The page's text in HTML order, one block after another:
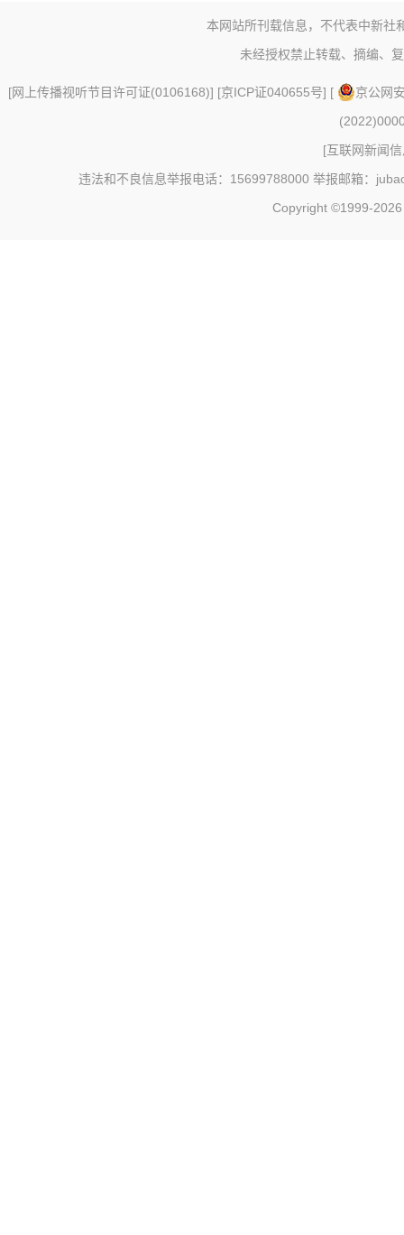
本网站所刊载信息，不代表中新社
未经授权禁止转载、摘编、
[网上传播视听节目许可证(0106168)] [京ICP证040655号] [
京公网
[互联网新闻
违法和不良信息举报电话：15699788000 举报邮箱：
Copyright ©1999-